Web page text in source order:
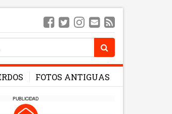
FOTOS ANTIGUAS
PUBLICIDAD